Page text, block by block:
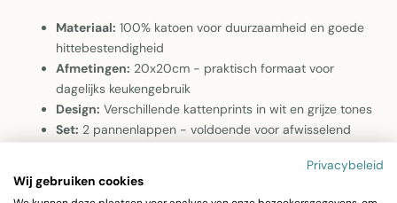
Materiaal: 100% katoen voor duurzaamheid en goede
hittebestendigheid
Afmetingen: 20x20cm - praktisch formaat voor
dagelijks keukengebruik
Design: Verschillende kattenprints in wit en grijze tones
Set: 2 pannenlappen - voldoende voor afwisselend
Voeg een vleugje speelse elegantie toe aan je keuken met
Privacybeleid
Wij gebruiken cookies